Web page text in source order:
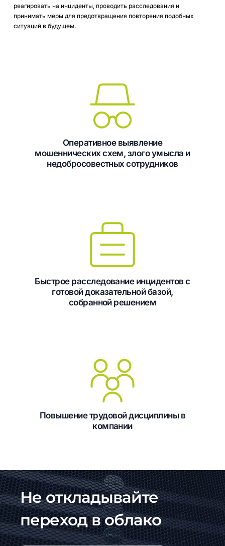
реагировать на инциденты, проводить расследования и
принимать меры для предотвращения повторения подобных
ситуаций в будущем.
Оперативное выявление
мошеннических схем, злого умысла и
недобросовестных сотрудников
Быстрое расследование инцидентов с
готовой доказательной базой,
собранной решением
Повышение трудовой дисциплины в
компании
Не откладывайте
переход в облако